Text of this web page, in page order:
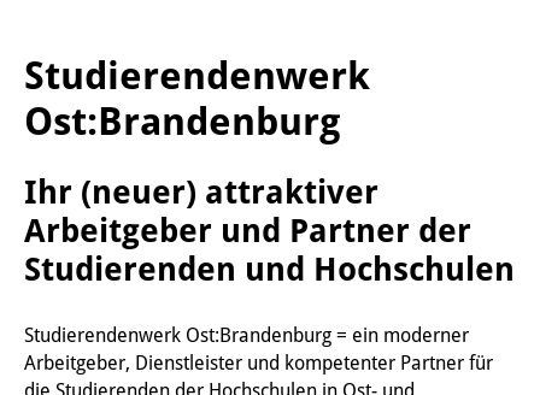
Studierendenwerk
Ost:Brandenburg
Ihr (neuer) attraktiver
Arbeitgeber und Partner der
Studierenden und Hochschulen
Studierendenwerk Ost:Brandenburg = ein moderner
Arbeitgeber, Dienstleister und kompetenter Partner für